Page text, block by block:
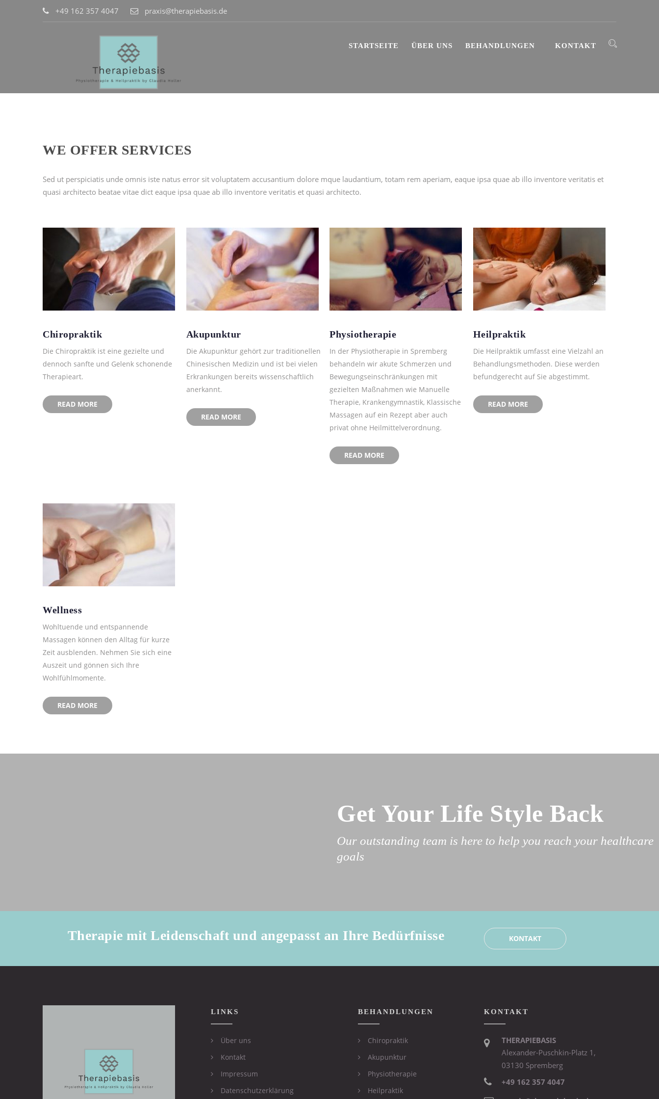
+49 162 357 4047 praxis@therapiebasis.de
STARTSEITE ÜBER UNS BEHANDLUNGEN KONTAKT
WE OFFER SERVICES
Sed ut perspiciatis unde omnis iste natus error sit voluptatem accusantium dolore mque laudantium, totam rem aperiam, eaque ipsa quae ab illo inventore veritatis et
quasi architecto beatae vitae dict eaque ipsa quae ab illo inventore veritatis et quasi architecto.
Chiropraktik
Die Chiropraktik ist eine gezielte und
dennoch sanfte und Gelenk schonende
Therapieart.
READ MORE
Akupunktur
Die Akupunktur gehört zur traditionellen
Chinesischen Medizin und ist bei vielen
Erkrankungen bereits wissenschaftlich
anerkannt.
READ MORE
Physiotherapie
In der Physiotherapie in Spremberg
behandeln wir akute Schmerzen und
Bewegungseinschränkungen mit
gezielten Maßnahmen wie Manuelle
Therapie, Krankengymnastik, Klassische
Massagen auf ein Rezept aber auch
privat ohne Heilmittelverordnung.
READ MORE
Heilpraktik
Die Heilpraktik umfasst eine Vielzahl an
Behandlungsmethoden. Diese werden
befundgerecht auf Sie abgestimmt.
READ MORE
Wellness
Wohltuende und entspannende
Massagen können den Alltag für kurze
Zeit ausblenden. Nehmen Sie sich eine
Auszeit und gönnen sich Ihre
Wohlfühlmomente.
READ MORE
Get Your Life Style Back
Our outstanding team is here to help you reach your healthcare
goals
Therapie mit Leidenschaft und angepasst an Ihre Bedürfnisse KONTAKT
LINKS
Über uns
Kontakt
Impressum
Datenschutzerklärung
BEHANDLUNGEN
Chiropraktik
Akupunktur
Physiotherapie
Heilpraktik
KONTAKT
THERAPIEBASIS
Alexander-Puschkin-Platz 1,
03130 Spremberg
+49 162 357 4047